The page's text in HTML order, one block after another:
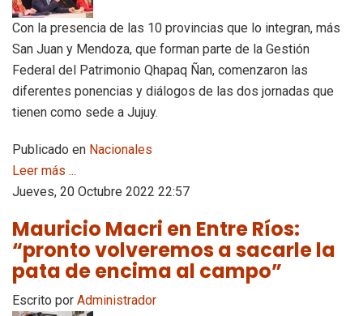
Con la presencia de las 10 provincias que lo integran, más
San Juan y Mendoza, que forman parte de la Gestión
Federal del Patrimonio Qhapaq Ñan, comenzaron las
diferentes ponencias y diálogos de las dos jornadas que
tienen como sede a Jujuy.
Publicado en Nacionales
Leer más ...
Jueves, 20 Octubre 2022 22:57
Mauricio Macri en Entre Ríos:
“pronto volveremos a sacarle la
pata de encima al campo”
Escrito por Administrador